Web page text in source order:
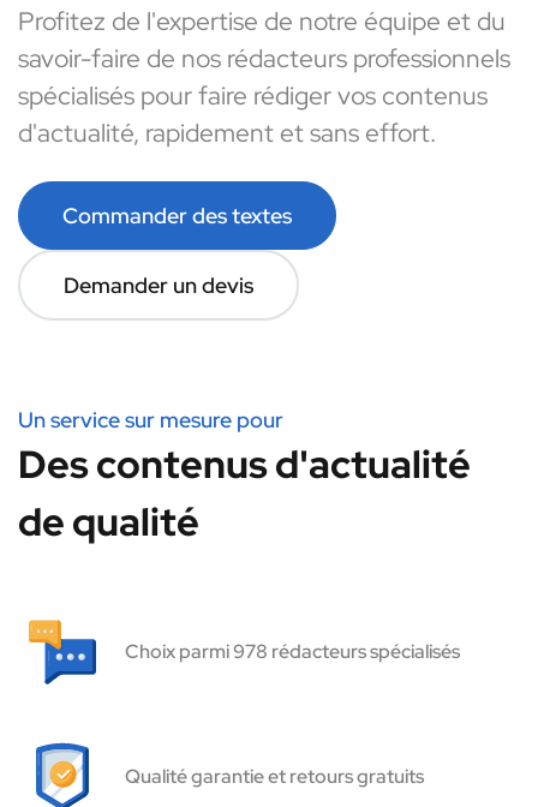
Profitez de l'expertise de notre équipe et du
savoir-faire de nos rédacteurs professionnels
spécialisés pour faire rédiger vos contenus
d'actualité, rapidement et sans effort.
Commander des textes
Demander un devis
Un service sur mesure pour
Des contenus d'actualité
de qualité
Choix parmi 978 rédacteurs spécialisés
Qualité garantie et retours gratuits